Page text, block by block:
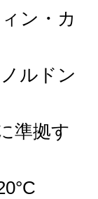
ン・カ
ルドン
準拠す